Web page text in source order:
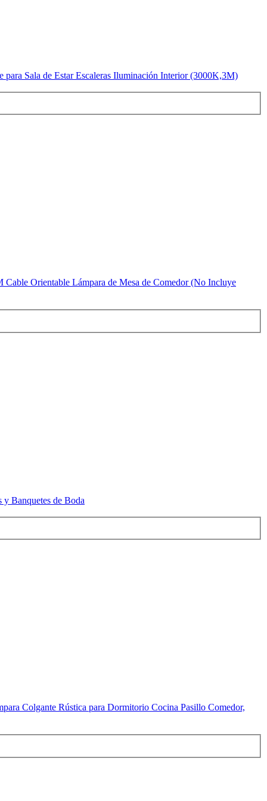
Sala de Estar Escaleras Iluminación Interior (3000K,3M)
Orientable Lámpara de Mesa de Comedor (No Incluye
y Banquetes de Boda
Colgante Rústica para Dormitorio Cocina Pasillo Comedor,